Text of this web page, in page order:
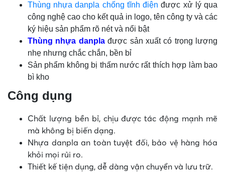
Thùng nhựa danpla chống tĩnh điện được xử lý qua
công nghệ cao cho kết quả in logo, tên công ty và các
ký hiệu sản phẩm rõ nét và nổi bật
Thùng nhựa danplađược sản xuất có trọng lượng
nhẹ nhưng chắc chắn, bền bỉ
Sản phẩm không bị thấm nước rất thích hợp làm bao
bì kho
Công dụng
Chất lượng bền bỉ, chịu được tác động mạnh mẽ
mà không bị biến dạng.
Nhựa danpla an toàn tuyệt đối, bảo vệ hàng hóa
khỏi mọi rủi ro.
Thiết kế tiện dụng, dễ dàng vận chuyển và lưu trữ.